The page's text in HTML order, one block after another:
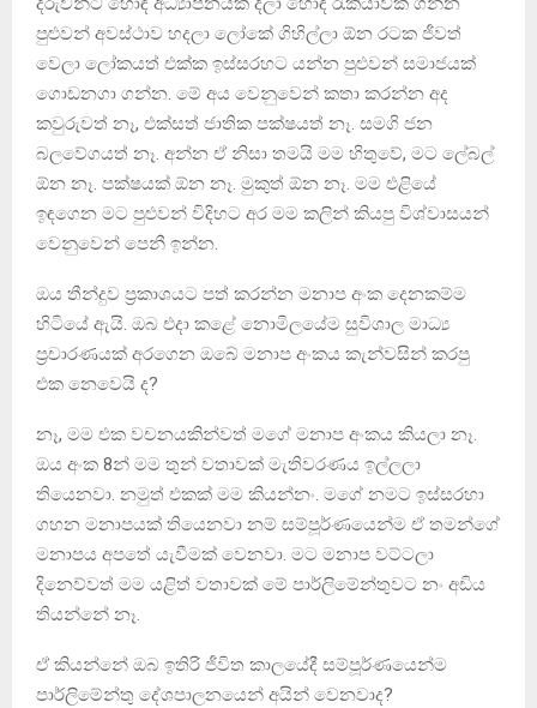
පුළුවන් අවස්ථාව හදලා ලෝකේ ගිහිල්ලා ඕන රටක ජීවත්
වෙලා ලෝකයත් එක්ක ඉස්සරහට යන්න පුළුවන් සමාජයක්
ගොඩනගා ගන්න. මේ අය වෙනුවෙන් කතා කරන්න අද
කවුරුවත් නෑ, එක්සත් ජාතික පක්ෂයත් නෑ. සමගි ජන
බලවේගයත් නෑ. අන්න ඒ නිසා තමයි මම හිතුවේ, මට ලේබල්
ඕන නෑ. පක්ෂයක් ඕන නෑ. මුකුත් ඕන නෑ. මම එළියේ
ඉඳගෙන මට පුළුවන් විදිහට අර මම කලින් කියපු විශ්වාසයන්
වෙනුවෙන් පෙනී ඉන්න.
ඔය තීන්දුව ප්‍රකාශයට පත් කරන්න මනාප අංක දෙනකම්ම
හිටියේ ඇයි. ඔබ එදා කළේ නොමිලයේම සුවිශාල මාධ්‍ය
ප්‍රචාරණයක් අරගෙන ඔබේ මනාප අංකය කැන්වසින් කරපු
එක නෙවෙයි ද?
නෑ, මම එක වචනයකින්වත් මගේ මනාප අංකය කියලා නෑ.
ඔය අංක 8න් මම තුන් වතාවක් මැතිවරණය ඉල්ලලා
තියෙනවා. නමුත් එකක් මම කියන්නං. මගේ නමට ඉස්සරහා
ගහන මනාපයක් තියෙනවා නම් සම්පූර්ණයෙන්ම ඒ තමන්ගේ
මනාපය අපතේ යැවීමක් වෙනවා. මට මනාප වට්ටලා
දිනෙව්වත් මම යළිත් වතාවක් මේ පාර්ලිමේන්තුවට නං අඩිය
තියන්නේ නෑ.
ඒ කියන්නේ ඔබ ඉතිරි ජීවිත කාලයේදී සම්පූර්ණයෙන්ම
පාර්ලිමේන්තු දේශපාලනයෙන් අයින් වෙනවාද?